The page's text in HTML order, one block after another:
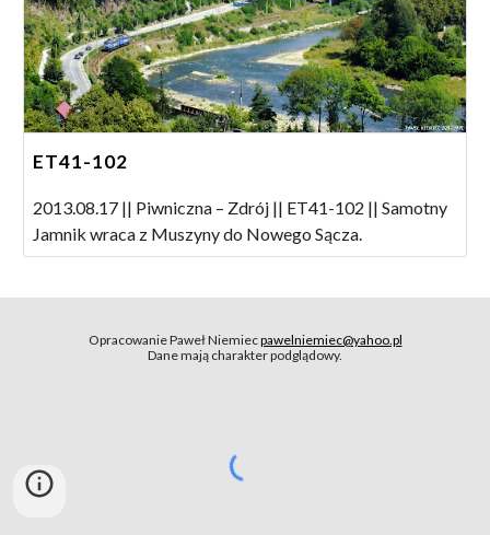
ET41-102
2013.08.17 || Piwniczna – Zdrój || ET41-102 || Samotny
Jamnik wraca z Muszyny do Nowego Sącza.
Opracowanie Paweł Niemiecpawelniemiec@yahoo.pl
Dane mają charakter podglądowy.